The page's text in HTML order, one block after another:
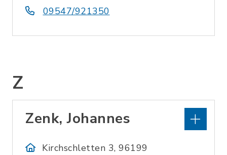
09547/921350
Z
Zenk, Johannes
Kirchschletten 3, 96199